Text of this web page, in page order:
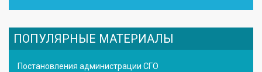
ПОПУЛЯРНЫЕ МАТЕРИАЛЫ
Постановления администрации СГО